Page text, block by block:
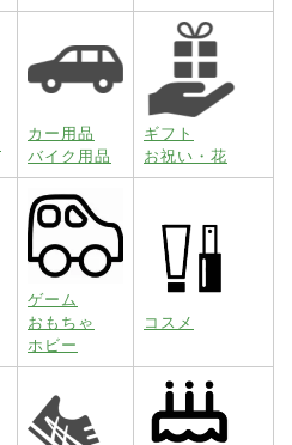
カー用品
バイク用品
ギフト
お祝い・花
ゲーム
おもちゃ
ホビー
コスメ